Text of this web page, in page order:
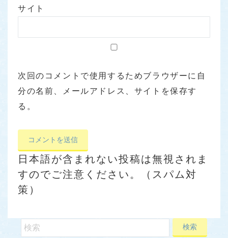
サイト
次回のコメントで使用するためブラウザーに自
分の名前、メールアドレス、サイトを保存す
る。
日本語が含まれない投稿は無視されま
すのでご注意ください。（スパム対
策）